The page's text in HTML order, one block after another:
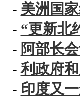
- 美洲国
- “更新北
- 阿部长
-利政府
- 印度又